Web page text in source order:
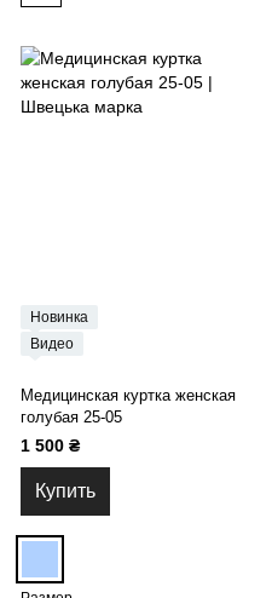
Новинка
Видео
Медицинская куртка женская
голубая 25-05
1 500 ₴
Купить